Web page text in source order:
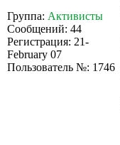
Группа: Активисты
Сообщений: 44
Регистрация: 21-
February 07
Пользователь №: 1746